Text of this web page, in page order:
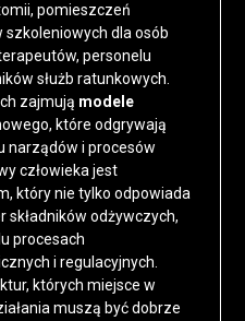
pomieszczeń
szkoleniowych dla osób
personelu
służb ratunkowych.
zajmują modele
które odgrywają
narządów i procesów
człowieka jest
który nie tylko odpowiada
odżywczych,
procesach
i regulacyjnych.
których miejsce w
muszą być dobrze